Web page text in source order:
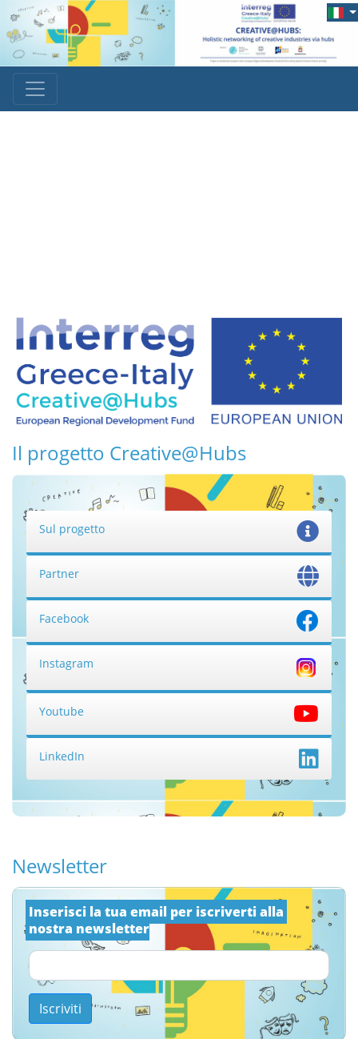
Il progetto Creative@Hubs
Sul progetto
Partner
Facebook
Instagram
Youtube
LinkedIn
Newsletter
Inserisci la tua email per iscriverti alla
nostra newsletter
Iscriviti